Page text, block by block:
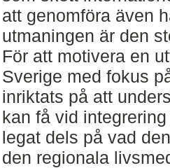
att genomföra även
utmaningen är den
För att motivera en
Sverige med fokus
inriktats på att
kan få vid
legat dels på vad
den regionala